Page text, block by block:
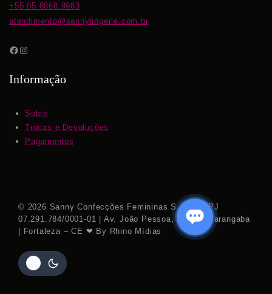
+55 85 8868.9983
atendimento@sannylingerie.com.br
Informação
Sobre
Trocas e Devoluções
Pagamentos
© 2026 Sanny Confecções Femininas S.A. | CNPJ
07.291.784/0001-01 | Av. João Pessoa, 7.111 – Parangaba
| Fortaleza – CE ❤ By Rhino Mídias